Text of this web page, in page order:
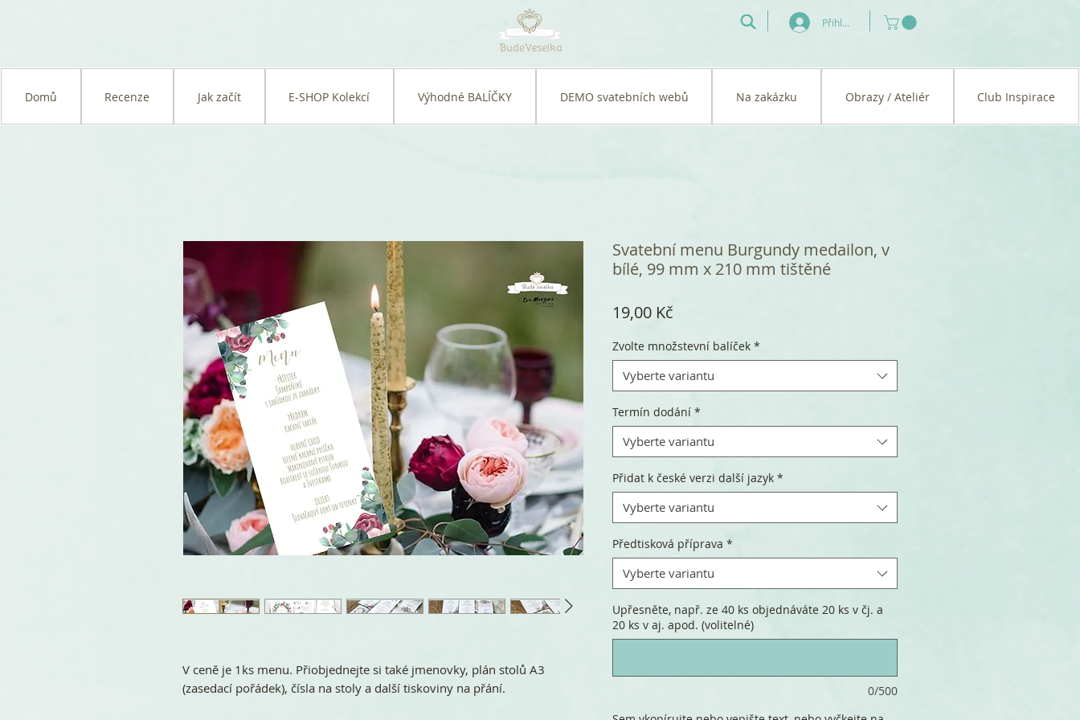
Přihlásit se
Domů Recenze Jak začít E-SHOP Kolekcí Výhodné BALÍČKY DEMO svatebních webů Na zakázku Obrazy / Ateliér Club Inspirace
V ceně je 1ks menu. Přiobjednejte si také jmenovky, plán stolů A3
(zasedací pořádek), čísla na stoly a další tiskoviny na přání.
Svatební menu Burgundy medailon, v
bílé, 99 mm x 210 mm tištěné
19,00 Kč
Zvolte množstevní balíček *
Vyberte variantu
Termín dodání *
Vyberte variantu
Přidat k české verzi další jazyk *
Vyberte variantu
Předtisková příprava *
Vyberte variantu
Upřesněte, např. ze 40 ks objednáváte 20 ks v čj. a
20 ks v aj. apod. (volitelné)
0/500